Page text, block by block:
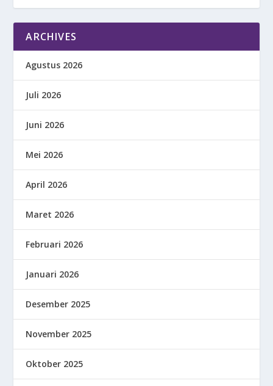
ARCHIVES
Agustus 2026
Juli 2026
Juni 2026
Mei 2026
April 2026
Maret 2026
Februari 2026
Januari 2026
Desember 2025
November 2025
Oktober 2025